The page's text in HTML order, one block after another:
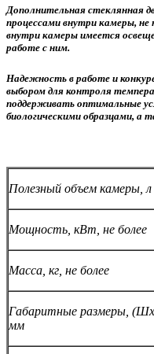
Дополнительная стеклянная
процессами внутри камеры,
внутри камеры имеется
работе с ним.
Надежность в работе и
выбором для контроля
поддерживать оптимальные
биологическими образцами, а
Полезный объем камеры, л
Мощность, кВт, не более
Масса, кг, не более
Габаритные размеры,
мм